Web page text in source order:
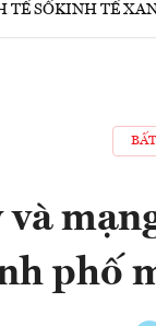
TẾ SỐKINH TẾ
phố